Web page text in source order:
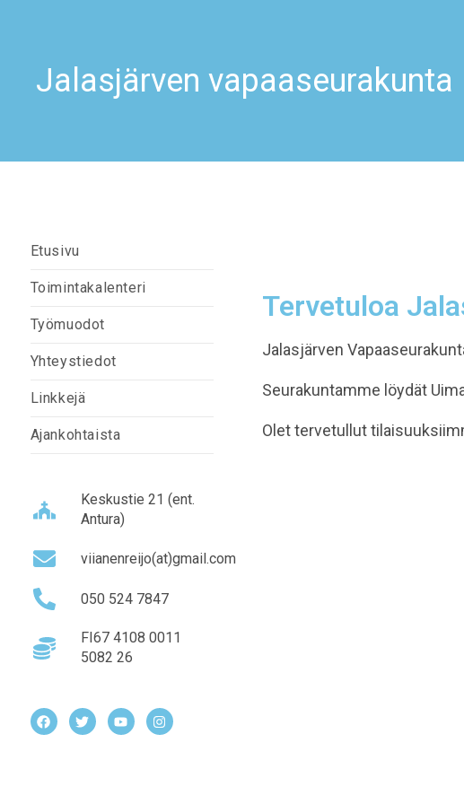
Jalasjärven vapaaseurakunta
Etusivu
Toimintakalenteri
Työmuodot
Yhteystiedot
Linkkejä
Ajankohtaista
Keskustie 21 (ent.
Antura)
viianenreijo(at)gmail.com
050 524 7847
FI67 4108 0011
5082 26
Tervetuloa
Jalasjärven
Seurakuntamme löydät
Olet tervetullut